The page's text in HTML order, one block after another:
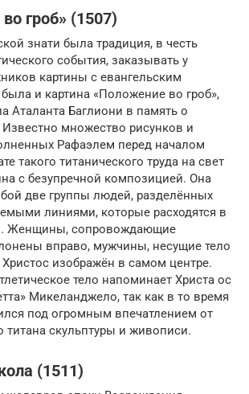
гроб» (1507)
знати была традиция, в честь
события, заказывать у
картины с евангельским
и картина «Положение во гроб»,
Аталанта Баглиони в память о
множество рисунков и
Рафаэлем перед началом
такого титанического труда на свет
с безупречной композицией. Она
две группы людей, разделённых
линиями, которые расходятся в
Женщины, сопровождающие
вправо, мужчины, несущие тело
изображён в самом центре.
тело напоминает Христа ос
Микеланджело, так как в то время
под огромным впечатлением от
титана скульптуры и живописи.
(1511)